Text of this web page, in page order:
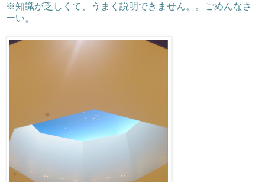
※知識が乏しくて、うまく説明できません。。ごめんなさ
ーい。